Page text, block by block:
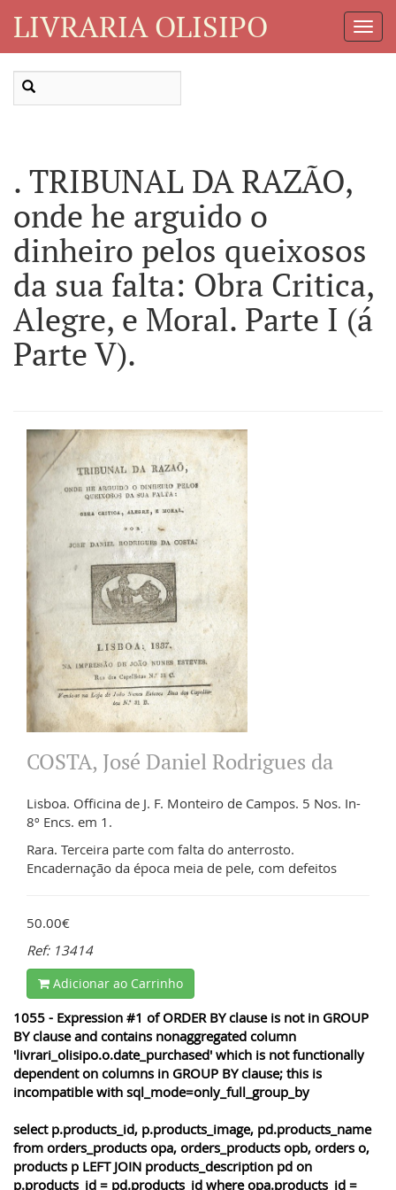
LIVRARIA OLISIPO
. TRIBUNAL DA RAZÃO,
onde he arguido o
dinheiro pelos queixosos
da sua falta: Obra Critica,
Alegre, e Moral. Parte I (á
Parte V).
COSTA, José Daniel Rodrigues da
Lisboa. Officina de J. F. Monteiro de Campos. 5 Nos. In-
8º Encs. em 1.
Rara. Terceira parte com falta do anterrosto.
Encadernação da época meia de pele, com defeitos
50.00€
Ref: 13414
Adicionar ao Carrinho
1055 - Expression #1 of ORDER BY clause is not in GROUP
BY clause and contains nonaggregated column
'livrari_olisipo.o.date_purchased' which is not functionally
dependent on columns in GROUP BY clause; this is
incompatible with sql_mode=only_full_group_by
select p.products_id, p.products_image, pd.products_name
from orders_products opa, orders_products opb, orders o,
products p LEFT JOIN products_description pd on
p.products_id = pd.products_id where opa.products_id =